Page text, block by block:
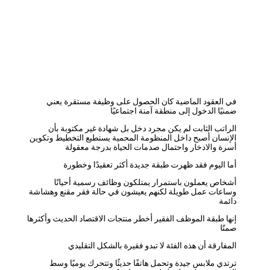
في العقود الماضية كان الحصول على وظيفة مستقرة يعني
ضمنيًا الدخول إلى منطقة آمنة اجتماعيًا
الراتب الثابت لم يكن مجرد دخل بل شهادة غير مكتوبة بأن
الإنسان أصبح داخل المنظومة المحمية يستطيع التخطيط وتكوين
أسرة والادخار واحتمال صدمات الحياة بدرجة معقولة
أما اليوم فقد ظهرت طبقة جديدة أكثر تعقيدًا وخطورة
أشخاص يعملون باستمرار يمتلكون وظائف رسمية أحيانًا
وساعات عمل طويلة لكنهم يعيشون في حالة فقر مقنع وهشاشة
إنها طبقة الموظف الفقير أخطر منتجات الاقتصاد الحديث وأكثرها
المفارقة أن هذه الفئة لا تبدو فقيرة بالشكل التقليدي
ترتدي ملابس جيدة وتحمل هاتفًا حديثًا وتتحرك يوميًا وسط